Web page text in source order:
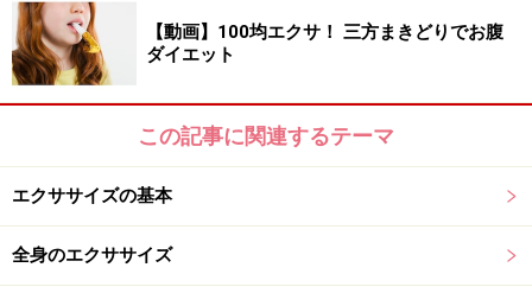
「ニートゥーチェスト」のポイントを動画
でチェック！
【動画】100均エクサ！ 三方まきどりでお腹
ダイエット
この記事に関連するテーマ
エクササイズの基本
全身のエクササイズ